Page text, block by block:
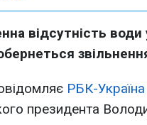
відсутність
РБК-Україна
президента